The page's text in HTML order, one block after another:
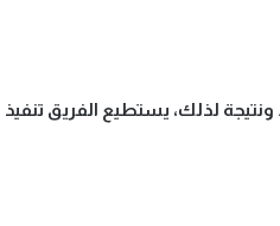
لذلك، يستطيع الفريق تنفيذ